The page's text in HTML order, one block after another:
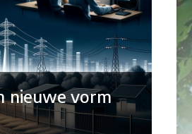
nieuwe vorm